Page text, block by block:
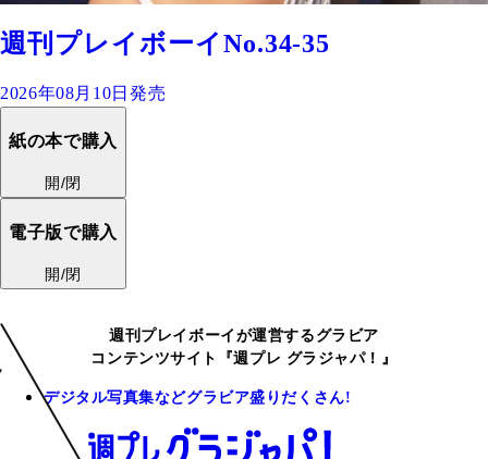
週刊プレイボーイNo.34-35
2026年08月10日発売
紙の本で購入
開/閉
電子版で購入
開/閉
週刊プレイボーイが運営するグラビア
コンテンツサイト『週プレ グラジャパ！』
デジタル写真集などグラビア盛りだくさん!